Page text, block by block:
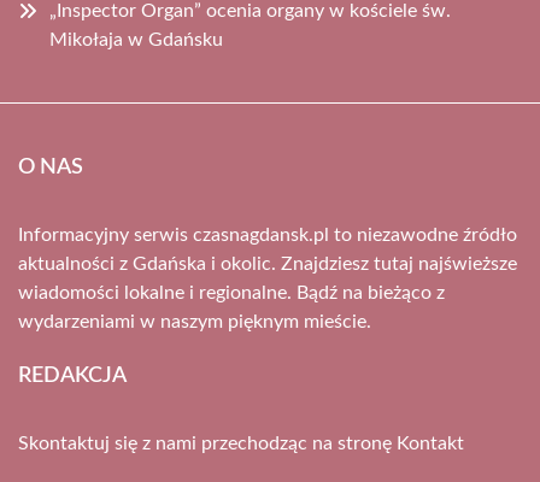
„Inspector Organ” ocenia organy w kościele św.
Mikołaja w Gdańsku
O NAS
Informacyjny serwis czasnagdansk.pl to niezawodne źródło
aktualności z Gdańska i okolic. Znajdziesz tutaj najświeższe
wiadomości lokalne i regionalne. Bądź na bieżąco z
wydarzeniami w naszym pięknym mieście.
REDAKCJA
Skontaktuj się z nami przechodząc na stronę Kontakt